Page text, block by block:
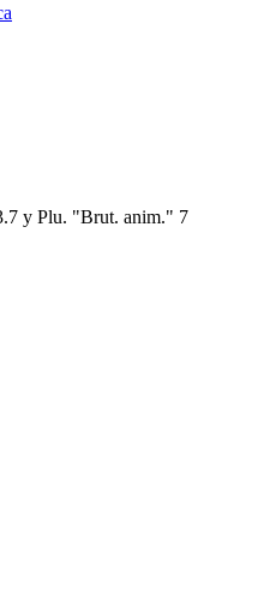
y Plu. "Brut. anim." 7